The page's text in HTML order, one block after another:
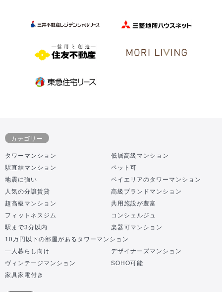
カテゴリー
タワーマンション
低層高級マンション
駅直結マンション
ペット可
地震に強い
ベイエリアのタワーマンション
人気の分譲賃貸
高級ブランドマンション
超高級マンション
共用施設が豊富
フィットネスジム
コンシェルジュ
駅まで3分以内
楽器可マンション
10万円以下の部屋があるタワーマンション
一人暮らし向け
デザイナーズマンション
ヴィンテージマンション
SOHO可能
家具家電付き